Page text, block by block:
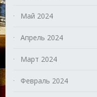
Май 2024
Апрель 2024
Март 2024
Февраль 2024